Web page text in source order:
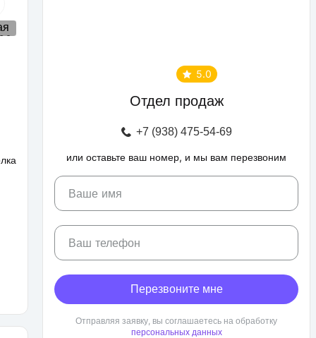
5.0
Отдел продаж
+7 (938) 475-54-69
или оставьте ваш номер, и мы вам перезвоним
Ваше имя
Ваш телефон
Перезвоните мне
Отправляя заявку, вы соглашаетесь на обработку
персональных данных